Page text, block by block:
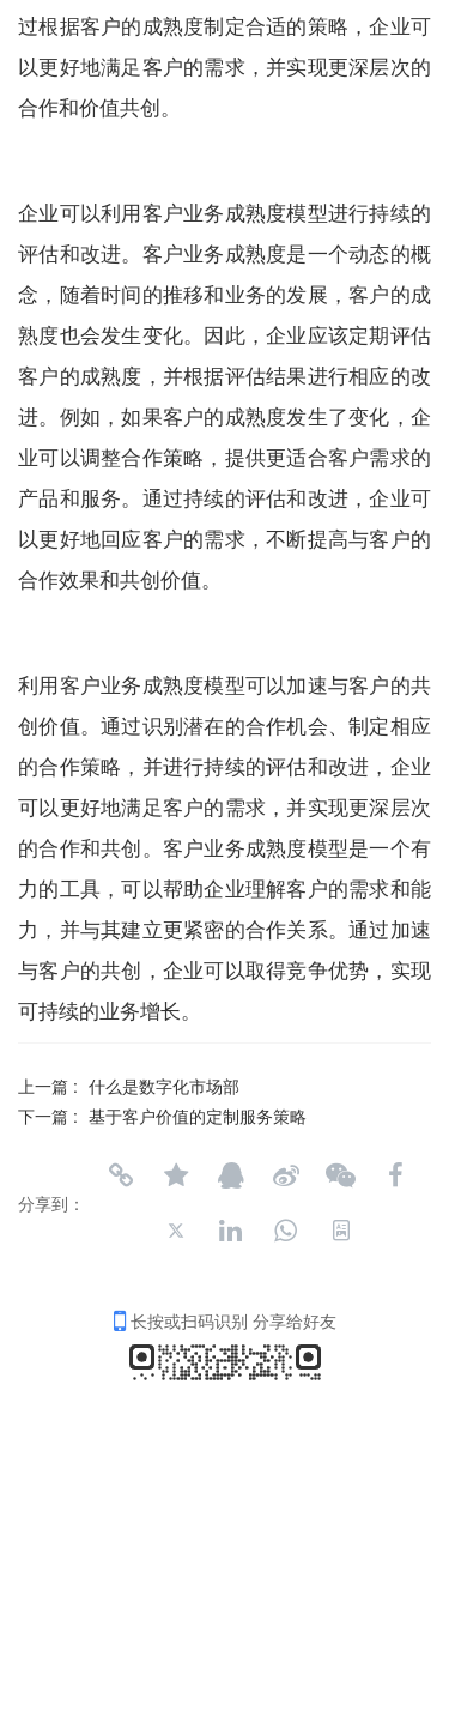
过根据客户的成熟度制定合适的策略，企业可
以更好地满足客户的需求，并实现更深层次的
合作和价值共创。
企业可以利用客户业务成熟度模型进行持续的
评估和改进。客户业务成熟度是一个动态的概
念，随着时间的推移和业务的发展，客户的成
熟度也会发生变化。因此，企业应该定期评估
客户的成熟度，并根据评估结果进行相应的改
进。例如，如果客户的成熟度发生了变化，企
业可以调整合作策略，提供更适合客户需求的
产品和服务。通过持续的评估和改进，企业可
以更好地回应客户的需求，不断提高与客户的
合作效果和共创价值。
利用客户业务成熟度模型可以加速与客户的共
创价值。通过识别潜在的合作机会、制定相应
的合作策略，并进行持续的评估和改进，企业
可以更好地满足客户的需求，并实现更深层次
的合作和共创。客户业务成熟度模型是一个有
力的工具，可以帮助企业理解客户的需求和能
力，并与其建立更紧密的合作关系。通过加速
与客户的共创，企业可以取得竞争优势，实现
可持续的业务增长。
上一篇 : 什么是数字化市场部
下一篇 : 基于客户价值的定制服务策略
分享到：
长按或扫码识别 分享给好友